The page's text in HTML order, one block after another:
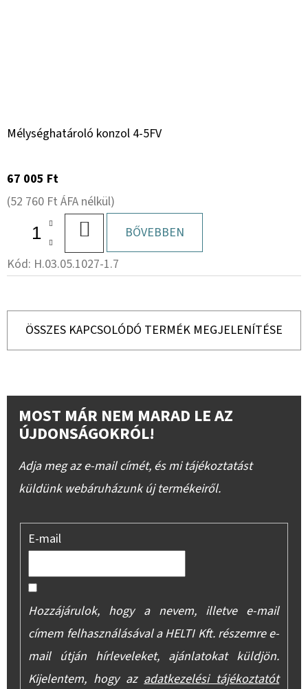
Mélységhatároló konzol 4-5FV
67 005 Ft
(52 760 Ft ÁFA nélkül)
KOSÁRBABŐVEBBEN
Kód: H.03.05.1027-1.7
ÖSSZES KAPCSOLÓDÓ TERMÉK MEGJELENÍTÉSE
MOST MÁR NEM MARAD LE AZ
ÚJDONSÁGOKRÓL!
Adja meg az e-mail címét, és mi tájékoztatást
küldünk webáruházunk új termékeiről.
E-mail
Hozzájárulok, hogy a nevem, illetve e-mail
címem felhasználásával a HELTI Kft. részemre e-
mail útján hírleveleket, ajánlatokat küldjön.
Kijelentem, hogy azadatkezelési tájékoztatót